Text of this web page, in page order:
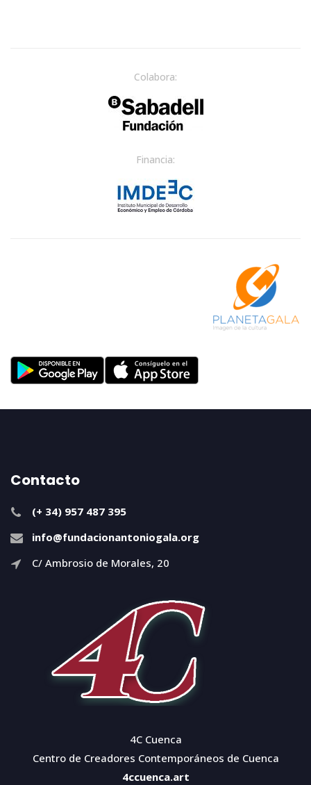
Colabora:
Financia:
Contacto
(+ 34) 957 487 395
info@fundacionantoniogala.org
C/ Ambrosio de Morales, 20
4C Cuenca
Centro de Creadores Contemporáneos de Cuenca
4ccuenca.art